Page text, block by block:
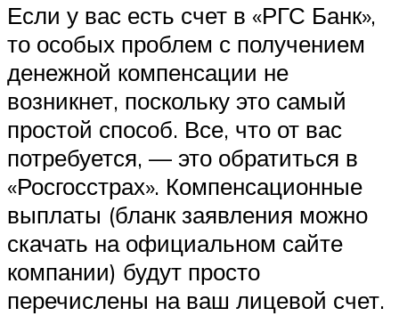
Если у вас есть счет в «РГС Банк»,
то особых проблем с получением
денежной компенсации не
возникнет, поскольку это самый
простой способ. Все, что от вас
потребуется, — это обратиться в
«Росгосстрах». Компенсационные
выплаты (бланк заявления можно
скачать на официальном сайте
компании) будут просто
перечислены на ваш лицевой счет.